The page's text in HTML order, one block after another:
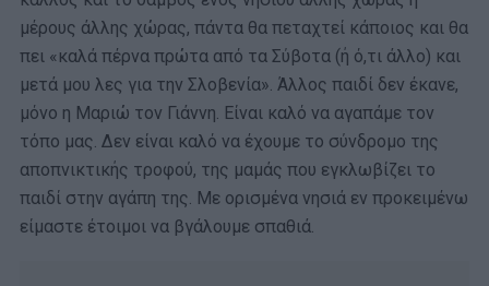
μέρους άλλης χώρας, πάντα θα πεταχτεί κάποιος και θα
πει «καλά πέρνα πρώτα από τα Σύβοτα (ή ό,τι άλλο) και
μετά μου λες για την Σλοβενία». Άλλος παιδί δεν έκανε,
μόνο η Μαριώ τον Γιάννη. Είναι καλό να αγαπάμε τον
τόπο μας. Δεν είναι καλό να έχουμε το σύνδρομο της
αποπνικτικής τροφού, της μαμάς που εγκλωβίζει το
παιδί στην αγάπη της. Με ορισμένα νησιά εν προκειμένω
είμαστε έτοιμοι να βγάλουμε σπαθιά.